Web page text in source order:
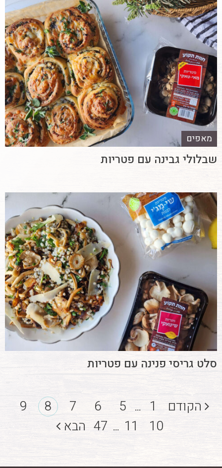
מאפים
שבלולי גבינה עם פטריות
סלט גריסי פנינה עם פטריות
הקודם 1
...
5
6
7
8
9
10
11
...
47 הבא